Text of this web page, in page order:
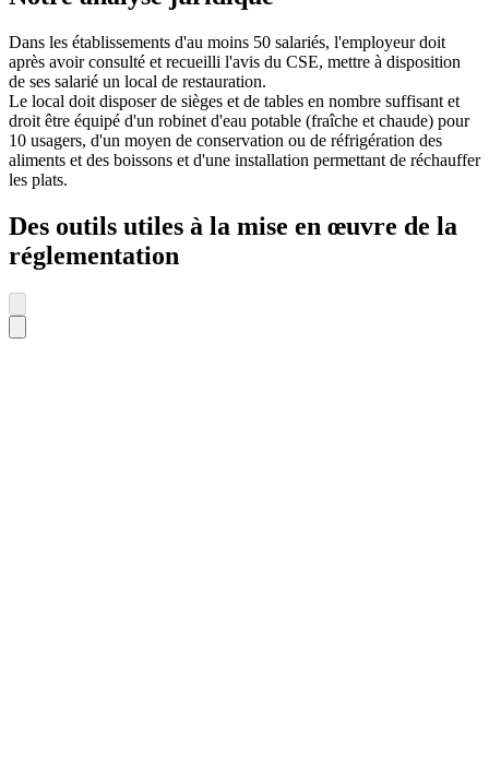
Dans les établissements d'au moins 50 salariés, l'employeur doit
après avoir consulté et recueilli l'avis du CSE, mettre à disposition
de ses salarié un local de restauration.
Le local doit disposer de sièges et de tables en nombre suffisant et
droit être équipé d'un robinet d'eau potable (fraîche et chaude) pour
10 usagers, d'un moyen de conservation ou de réfrigération des
aliments et des boissons et d'une installation permettant de réchauffer
les plats.
Des outils utiles à la mise en œuvre de la
réglementation